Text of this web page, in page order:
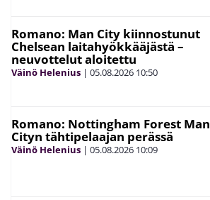
Romano: Man City kiinnostunut
Chelsean laitahyökkääjästä –
neuvottelut aloitettu
Väinö Helenius | 05.08.2026 10:50
Romano: Nottingham Forest Man
Cityn tähtipelaajan perässä
Väinö Helenius | 05.08.2026 10:09